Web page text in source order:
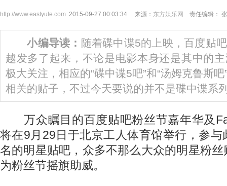
http://www.eastyule.com 2015-09-27 00:03:34 来源： 东方娱乐网 责任编辑：
小编导读： 随着碟中谍5的上映，百度贴
越发多了起来，不论是电影本身还是其中的
极大关注，相应的“碟中谍5吧”和“汤姆克鲁斯
相关的贴子，不过今天要说的并不是碟中谍系
万众瞩目的百度贴吧粉丝节嘉年华及
将在9月29日于北京工人体育馆举行，参
名的明星贴吧，众多不那么大众的明星粉
为粉丝节摇旗助威。